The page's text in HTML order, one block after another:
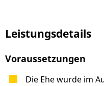
Leistungsdetails
Voraussetzungen
Die Ehe wurde im